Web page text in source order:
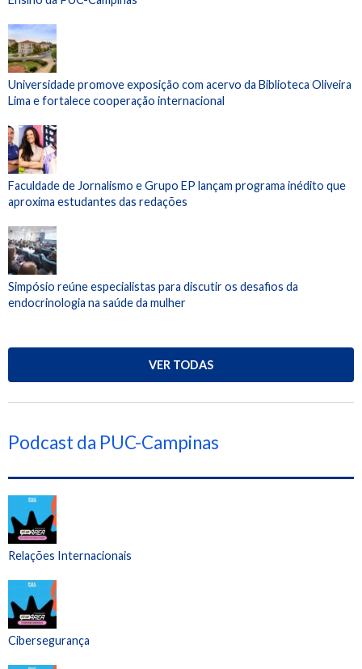
Universidade promove exposição com acervo da Biblioteca Oliveira
Lima e fortalece cooperação internacional
Faculdade de Jornalismo e Grupo EP lançam programa inédito que
aproxima estudantes das redações
Simpósio reúne especialistas para discutir os desafios da
endocrinologia na saúde da mulher
VER TODAS
Podcast da PUC-Campinas
Relações Internacionais
Cibersegurança